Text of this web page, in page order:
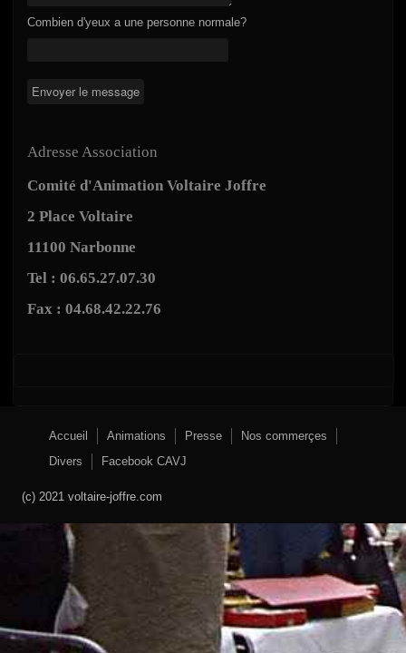
Combien d'yeux a une personne normale?
Adresse Association
Comité d'Animation Voltaire Joffre
2 Place Voltaire
11100 Narbonne
Tel : 06.65.27.07.30
Fax : 04.68.42.22.76
Accueil Animations Presse
Nos commerçes
Divers
Facebook CAVJ
(c) 2021 voltaire-joffre.com